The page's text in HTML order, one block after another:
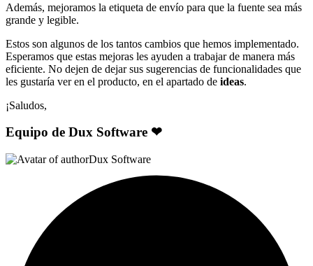
Además, mejoramos la etiqueta de envío para que la fuente sea más
grande y legible.
Estos son algunos de los tantos cambios que hemos implementado.
Esperamos que estas mejoras les ayuden a trabajar de manera más
eficiente. No dejen de dejar sus sugerencias de funcionalidades que
les gustaría ver en el producto, en el apartado de ideas.
¡Saludos,
Equipo de Dux Software ❤
Dux Software